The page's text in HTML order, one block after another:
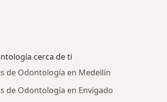
cerca de ti
de Odontología en Medellín
de Odontología en Envigado